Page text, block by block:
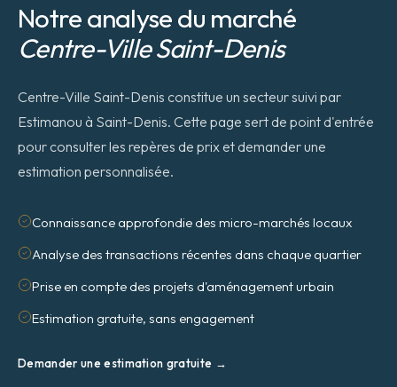
Notre analyse du marché
Centre-Ville Saint-Denis
Centre-Ville Saint-Denis constitue un secteur suivi par
Estimanou à Saint-Denis. Cette page sert de point d'entrée
pour consulter les repères de prix et demander une
estimation personnalisée.
Connaissance approfondie des micro-marchés locaux
Analyse des transactions récentes dans chaque quartier
Prise en compte des projets d'aménagement urbain
Estimation gratuite, sans engagement
Demander une estimation gratuite →